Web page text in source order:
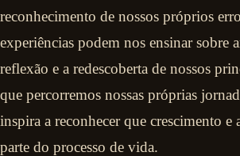
reconhecimento de nossos próprios
experiências podem nos ensinar sobre
reflexão e a redescoberta de nossos
que percorremos nossas próprias
inspira a reconhecer que crescimento e
parte do processo de vida.